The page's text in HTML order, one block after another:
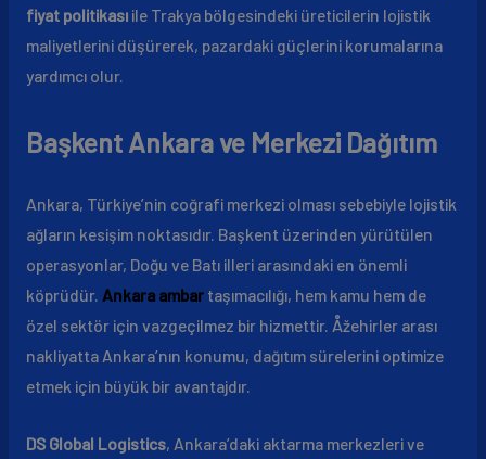
fiyat politikasıile Trakya bölgesindeki üreticilerin lojistik
maliyetlerini düşürerek, pazardaki güçlerini korumalarına
yardımcı olur.
Başkent Ankara ve Merkezi Dağıtım
Ankara, Türkiye’nin coğrafi merkezi olması sebebiyle lojistik
ağların kesişim noktasıdır. Başkent üzerinden yürütülen
operasyonlar, Doğu ve Batı illeri arasındaki en önemli
köprüdür. Ankara ambartaşımacılığı, hem kamu hem de
özel sektör için vazgeçilmez bir hizmettir. Åžehirler arası
nakliyatta Ankara’nın konumu, dağıtım sürelerini optimize
etmek için büyük bir avantajdır.
DS Global Logistics, Ankara’daki aktarma merkezleri ve